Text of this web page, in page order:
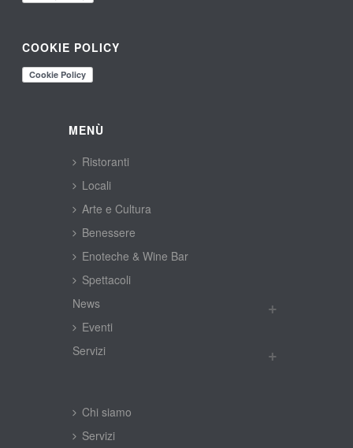
COOKIE POLICY
MENÙ
Ristoranti
Locali
Arte e Cultura
Benessere
Enoteche & Wine Bar
Spettacoli
New
Eventi
Servizi
Chi siamo
Servizi